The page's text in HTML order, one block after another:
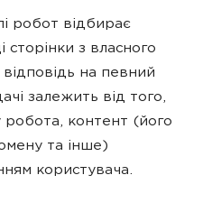
робот відбирає
сторінки з власного
відповідь на певний
залежить від того,
робота, контент (його
та інше)
користувача.